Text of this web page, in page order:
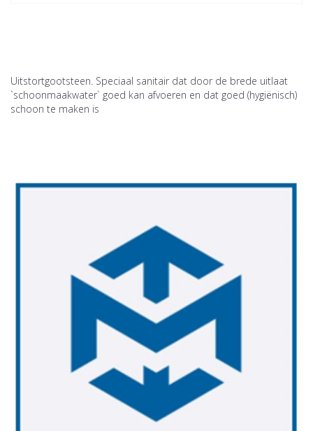
Uitstortgootsteen. Speciaal sanitair dat door de brede uitlaat
`schoonmaakwater` goed kan afvoeren en dat goed (hygiënisch)
schoon te maken is